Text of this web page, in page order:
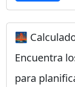
🌉
Encuentra
para